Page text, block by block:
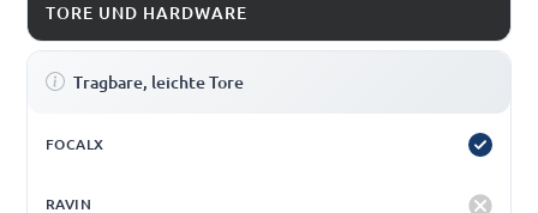
TORE UND HARDWARE
Tragbare, leichte Tore